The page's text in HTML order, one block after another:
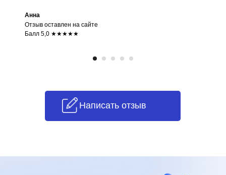
Анна
Отзыв оставлен на сайте
Балл 5,0 ★★★★★
Написать отзыв